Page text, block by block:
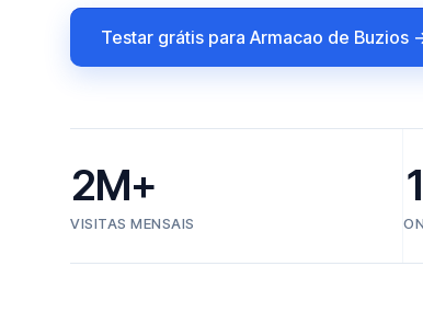
Testar grátis para Armacao de Buzios
2M+
VISITAS MENSAIS